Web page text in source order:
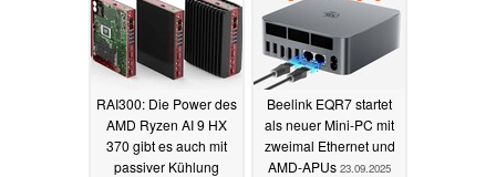
RAI300: Die Power des
AMD Ryzen AI 9 HX
370 gibt es auch mit
passiver Kühlung
Beelink EQR7 startet
als neuer Mini-PC mit
zweimal Ethernet und
AMD-APUs 23.09.2025